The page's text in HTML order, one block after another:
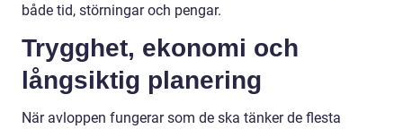
både tid, störningar och pengar.
Trygghet, ekonomi och
långsiktig planering
När avloppen fungerar som de ska tänker de flesta